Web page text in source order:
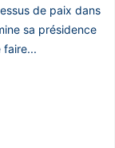
de paix dans
sa présidence
faire...